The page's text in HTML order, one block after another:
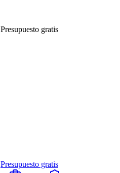
Presupuesto gratis
Presupuesto gratis